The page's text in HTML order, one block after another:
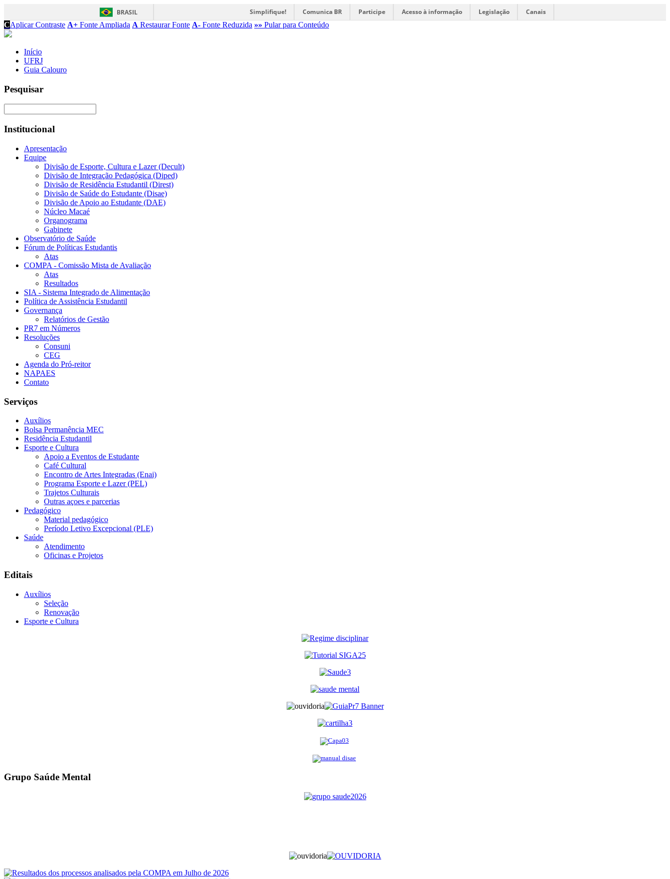
BRASIL Simplifique! Comunica BR Participe Acesso à informação Legislação
Canais
CAplicar Contraste A+ Fonte Ampliada A Restaurar Fonte A- Fonte Reduzida »» Pular para Conteúdo
Início
UFRJ
Guia Calouro
Pesquisar
Institucional
Apresentação
Equipe
Divisão de Esporte, Cultura e Lazer (Decult)
Divisão de Integração Pedagógica (Diped)
Divisão de Residência Estudantil (Direst)
Divisão de Saúde do Estudante (Disae)
Divisão de Apoio ao Estudante (DAE)
Núcleo Macaé
Organograma
Gabinete
Observatório de Saúde
Fórum de Políticas Estudantis
Atas
COMPA - Comissão Mista de Avaliação
Atas
Resultados
SIA - Sistema Integrado de Alimentação
Política de Assistência Estudantil
Governança
Relatórios de Gestão
PR7 em Números
Resoluções
Consuni
CEG
Agenda do Pró-reitor
NAPAES
Contato
Serviços
Auxílios
Bolsa Permanência MEC
Residência Estudantil
Esporte e Cultura
Apoio a Eventos de Estudante
Café Cultural
Encontro de Artes Integradas (Enai)
Programa Esporte e Lazer (PEL)
Trajetos Culturais
Outras açoes e parcerias
Pedagógico
Material pedagógico
Período Letivo Excepcional (PLE)
Saúde
Atendimento
Oficinas e Projetos
Editais
Auxílios
Seleção
Renovação
Esporte e Cultura
Grupo Saúde Mental